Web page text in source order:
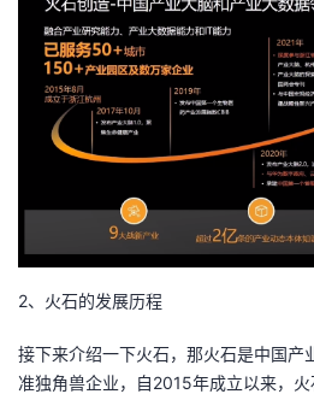
2、火石的发展历程
接下来介绍一下火石，那火石是中国产
准独角兽企业，自2015年成立以来，火